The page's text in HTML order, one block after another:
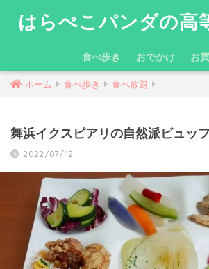
はらぺこパンダの高
食べ歩き おでかけ お
ホーム 食べ歩き 食べ放題
舞浜イクスピアリの自然派ビュッ
2022/07/12